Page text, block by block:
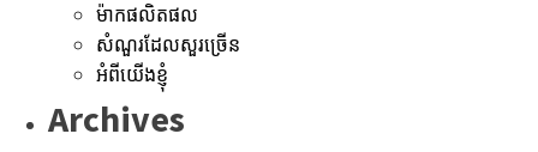
ម៉ាកផលិតផល
សំណួរដែលសួរច្រើន
អំពីយើងខ្ញុំ
Archives